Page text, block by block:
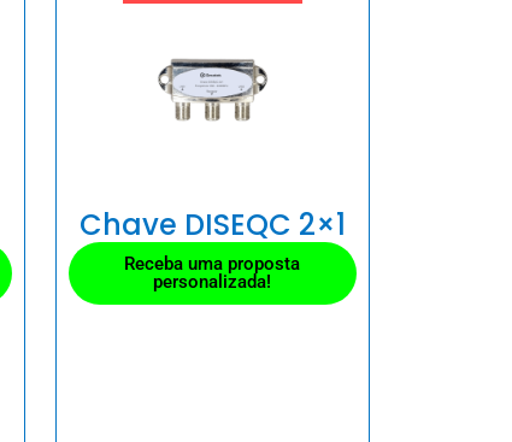
Chave DISEQC 2×1
Receba uma proposta
personalizada!